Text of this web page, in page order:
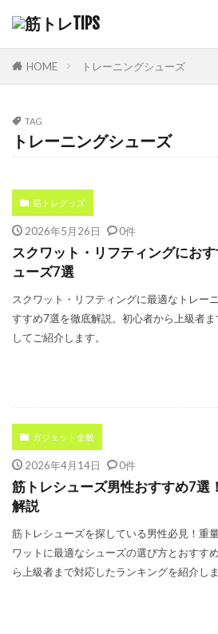
HOME トレーニングシューズ
TAG
トレーニングシューズ
筋トレグッズ
2026年5月26日 0件
スクワット・リフティングにお
ューズ7選
スクワット・リフティングに最適なトレー
すすめ7選を徹底解説。初心者から上級者
してご紹介します。
ガジェット全般
2026年4月14日 0件
筋トレシューズ男性おすすめ7選
解説
筋トレシューズを探している男性必見！重
ワットに最適なシューズの選び方とおすす
ら上級者まで対応したランキングを紹介しま